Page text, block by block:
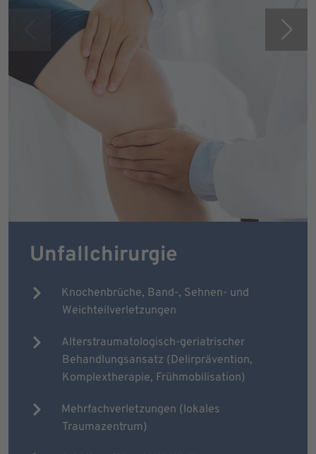
Unfallchirurgie
Knochenbrüche, Band-, Sehnen- und
Weichteilverletzungen
Alterstraumatologisch-geriatrischer
Behandlungsansatz (Delirprävention,
Komplextherapie, Frühmobilisation)
Mehrfachverletzungen (lokales
Traumazentrum)